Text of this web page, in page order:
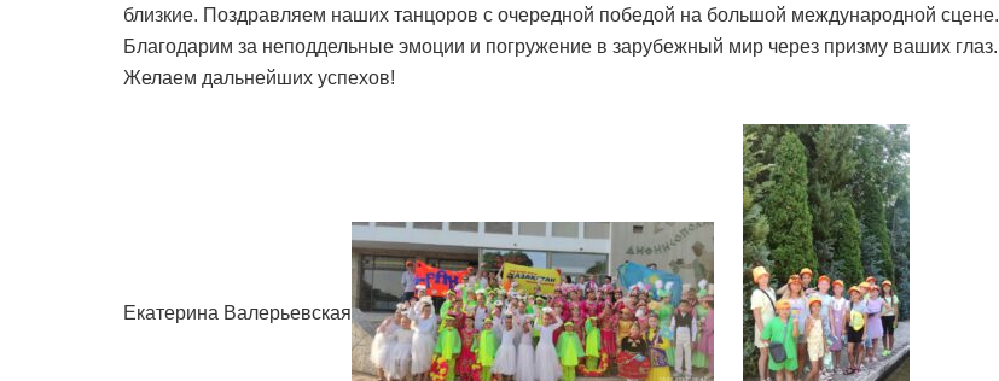
близкие. Поздравляем наших танцоров с очередной победой на большой международной сцене.
Благодарим за неподдельные эмоции и погружение в зарубежный мир через призму ваших глаз.
Желаем дальнейших успехов!
Екатерина Валерьевская